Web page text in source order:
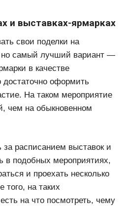
и выставках-ярмарках
свои поделки на
но самый лучший вариант —
в качестве
достаточно оформить
На таком мероприятие
чем на обыкновенном
за расписанием выставок и
в подобных мероприятиях,
и проехать несколько
того, на таких
на что посмотреть, чему